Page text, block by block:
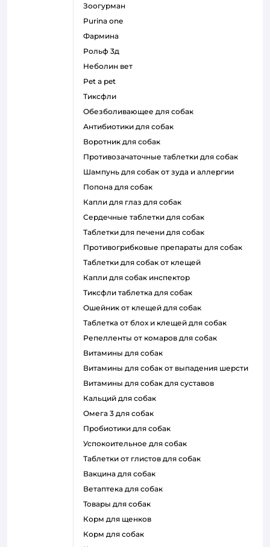
зоогурман
purina one
фармина
рольф 3д
неболин вет
pet a pet
тиксфли
обезболивающее для собак
антибиотики для собак
воротник для собак
противозачаточные таблетки для собак
шампунь для собак от зуда и аллергии
попона для собак
капли для глаз для собак
сердечные таблетки для собак
таблетки для печени для собак
противогрибковые препараты для собак
таблетки для собак от клещей
капли для собак инспектор
тиксфли таблетка для собак
ошейник от клещей для собак
таблетка от блох и клещей для собак
репелленты от комаров для собак
витамины для собак
витамины для собак от выпадения шерсти
витамины для собак для суставов
кальций для собак
омега 3 для собак
пробиотики для собак
успокоительное для собак
таблетки от глистов для собак
вакцина для собак
ветаптека для собак
товары для собак
корм для щенков
корм для собак